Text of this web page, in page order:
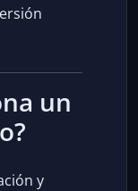
un
y